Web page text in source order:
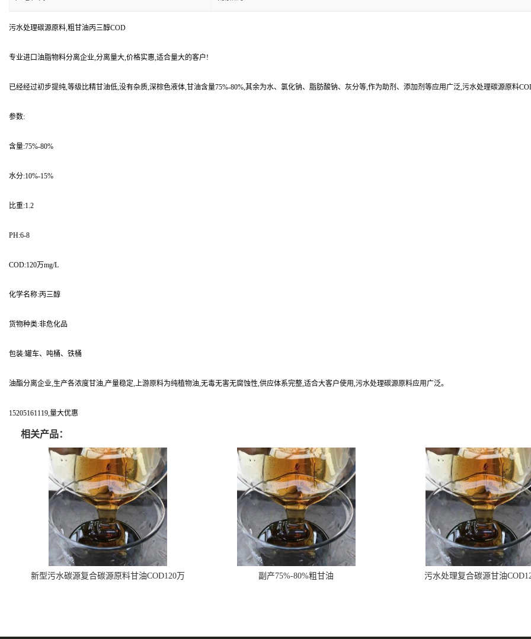
污水处理碳源原料,粗甘油丙三醇COD
专业进口油脂物料分离企业,分离量大,价格实惠,适合量大的客户!
已经经过初步提纯,等级比精甘油低,没有杂质,深棕色液体,甘油含量75%-80%,其余为水、氯化钠、脂肪酸钠、灰分等,作为助剂、添加剂等应用广泛,污水处理碳源原料
参数:
含量:75%-80%
水分:10%-15%
比重:1.2
PH:6-8
COD:120万mg/L
化学名称:丙三醇
货物种类:非危化品
包装:罐车、吨桶、铁桶
油酯分离企业,生产各浓度甘油,产量稳定,上游原料为纯植物油,无毒无害无腐蚀性,供应体系完整,适合大客户使用,污水处理碳源原料应用广泛。
15205161119,量大优惠
相关产品：
新型污水碳源复合碳源原料甘油COD120万 副产75%-80%粗甘油 污水处理复合碳源甘油